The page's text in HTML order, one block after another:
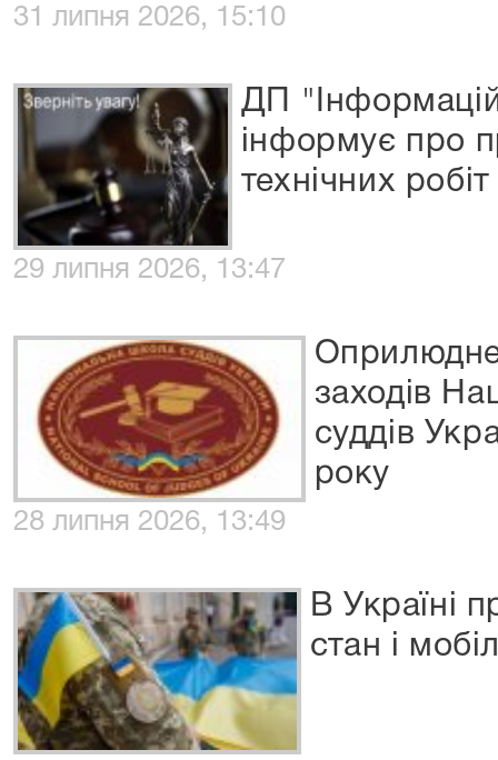
31 липня 2026, 15:10
ДП
інформує про
технічних
29 липня 2026, 13:47
заходів
суддів
року
28 липня 2026, 13:49
В Україні
стан і